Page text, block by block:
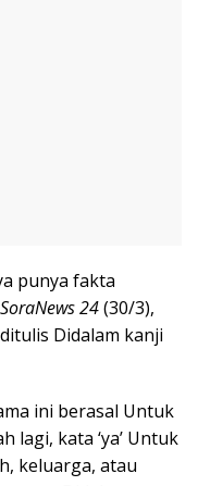
punya fakta
SoraNews 24(30/3),
Didalam kanji
ini berasal Untuk
lagi, kata ‘ya’ Untuk
keluarga, atau